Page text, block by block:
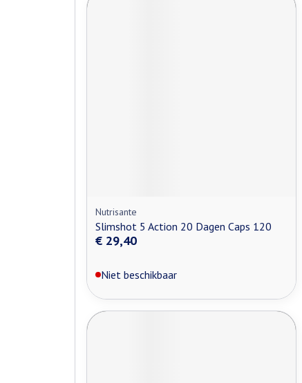
Nutrisante
Slimshot 5 Action 20 Dagen Caps 120
€ 29,40
Niet beschikbaar